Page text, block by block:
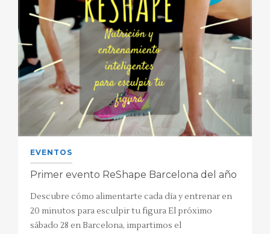
EVENTOS
Primer evento ReShape Barcelona del año
Descubre cómo alimentarte cada día y entrenar en
20 minutos para esculpir tu figura El próximo
sábado 28 en Barcelona, impartimos el